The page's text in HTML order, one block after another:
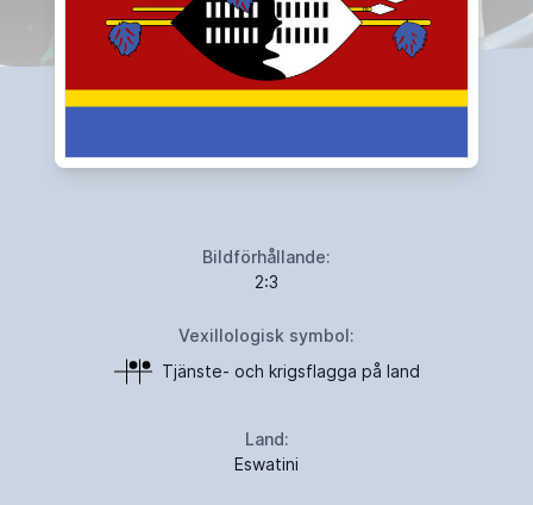
Bildförhållande:
2:3
Vexillologisk symbol:
Tjänste- och krigsflagga på land
Land:
Eswatini